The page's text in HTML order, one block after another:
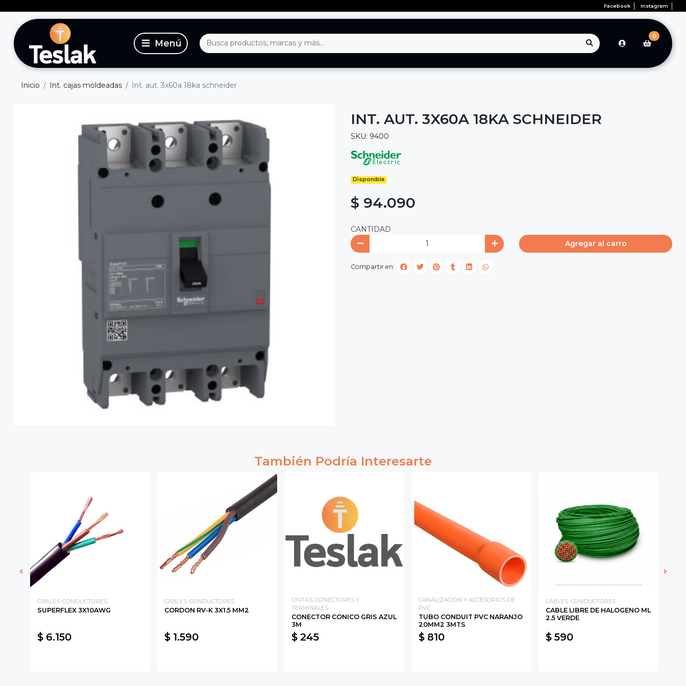
Facebook Instagram
0
Inicio Int. cajas moldeadas Int. aut. 3x60a 18ka schneider
INT. AUT. 3X60A 18KA SCHNEIDER
SKU: 9400
Disponible
$ 94.090
CANTIDAD
Agregar al carro
Compartir en:
También Podría Interesarte
CABLES. CONDUCTORES
SUPERFLEX 3X10AWG
$ 6.150
CABLES. CONDUCTORES
CORDON RV-K 3X1.5 MM2
$ 1.590
CINTAS, CONECTORES Y
TERMINALES
CONECTOR CONICO GRIS AZUL
3M
$ 245
CANALIZACION Y ACCESORIOS DE
PVC
TUBO CONDUIT PVC NARANJO
20MM2 3MTS
$ 810
CABLES. CONDUCTORES
CABLE LIBRE DE HALOGENO ML
2.5 VERDE
$ 590